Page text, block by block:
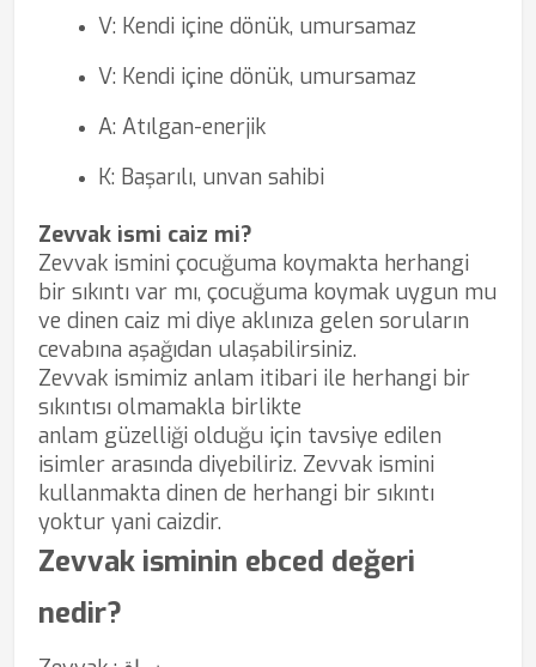
V: Kendi içine dönük, umursamaz
V: Kendi içine dönük, umursamaz
A: Atılgan-enerjik
K: Başarılı, unvan sahibi
Zevvak ismi caiz mi?
Zevvak ismini çocuğuma koymakta herhangi
bir sıkıntı var mı, çocuğuma koymak uygun mu
ve dinen caiz mi diye aklınıza gelen soruların
cevabına aşağıdan ulaşabilirsiniz.
Zevvak ismimiz anlam itibari ile herhangi bir
sıkıntısı olmamakla birlikte
anlam güzelliği olduğu için tavsiye edilen
isimler arasında diyebiliriz. Zevvak ismini
kullanmakta dinen de herhangi bir sıkıntı
yoktur yani caizdir.
Zevvak isminin ebced değeri
nedir?